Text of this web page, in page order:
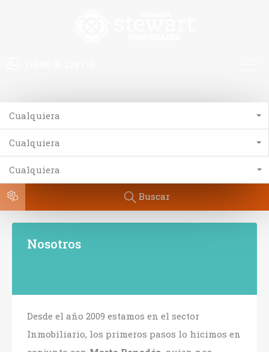
Cualquiera
Cualquiera
Cualquiera
Buscar
Nosotros
Desde el año 2009 estamos en el sector
Inmobiliario, los primeros pasos lo hicimos en